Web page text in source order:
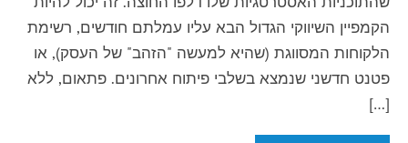
הקמפיין השיווקי הגדול הבא עליו עמלתם חודשים, רשימת
הלקוחות המסווגת (שהיא למעשה "הזהב" של העסק), או
פטנט חדשני שנמצא בשלבי פיתוח אחרונים. פתאום, ללא
[…]